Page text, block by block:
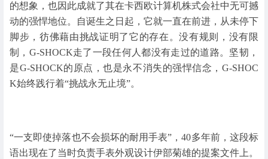
的想象，也因此成就了其在卡西欧计算机株式会社中无可撼
动的强悍地位。自诞生之日起，它就一直在前进，从未停下
脚步，彷佛藉由挑战证明了它的存在。没有规则，没有限
制，G-SHOCK走了一段任何人都没有走过的道路。坚韧，
是G-SHOCK的原点，也是永不消失的强悍信念，G-SHOC
K始终践行着“挑战永无止境”。
“一支即使掉落也不会损坏的耐用手表”，40多年前，这段标
语出现在了当时负责手表外观设计伊部菊雄的提案文件上。